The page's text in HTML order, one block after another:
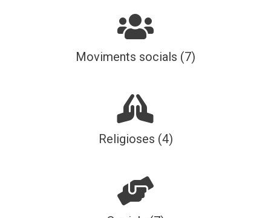
Moviments socials (7)
Religioses (4)